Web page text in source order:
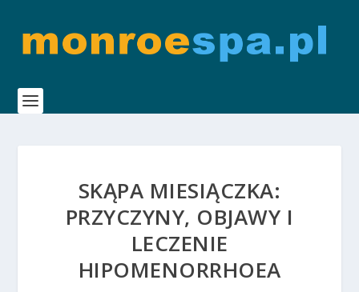
SKĄPA MIESIĄCZKA:
PRZYCZYNY, OBJAWY I
LECZENIE
HIPOMENORRHOEA